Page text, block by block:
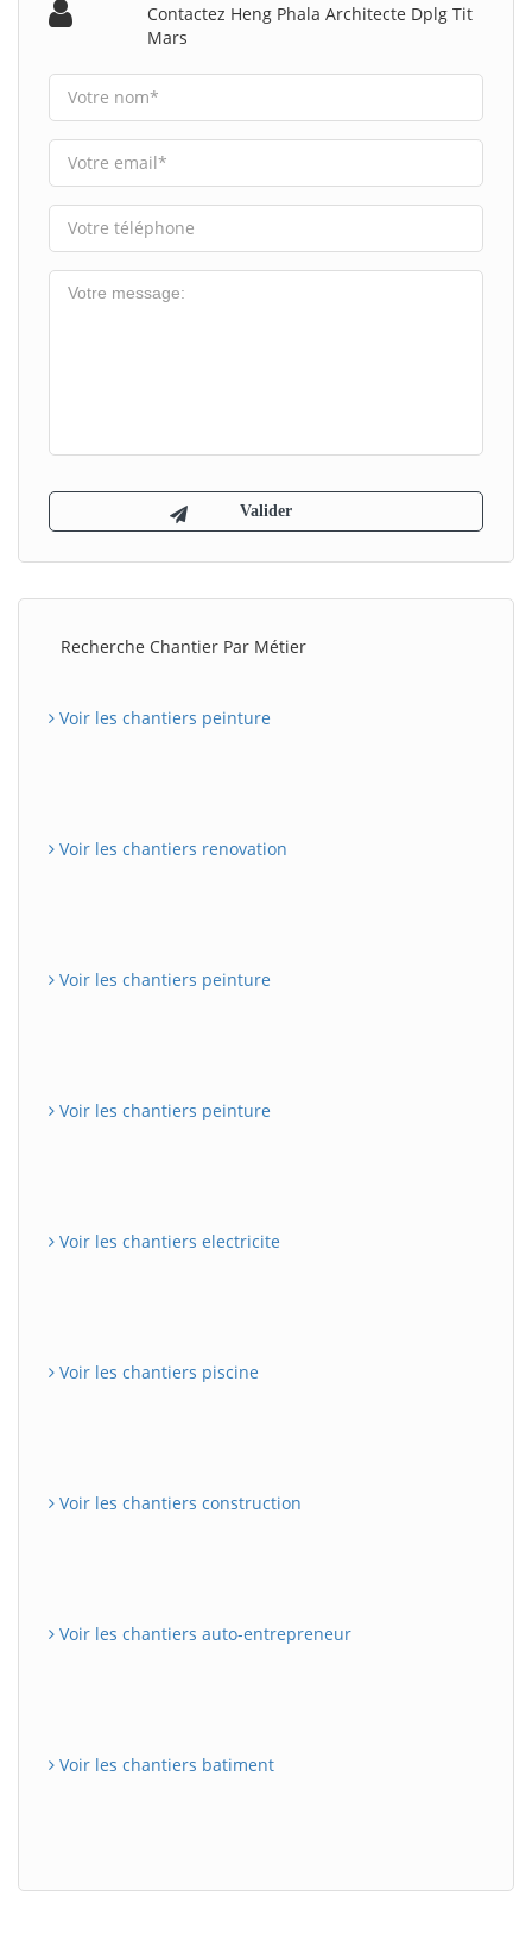
Contactez Heng Phala Architecte Dplg Tit
Mars
Recherche Chantier Par Métier
Voir les chantiers peinture
Voir les chantiers renovation
Voir les chantiers peinture
Voir les chantiers peinture
Voir les chantiers electricite
Voir les chantiers piscine
Voir les chantiers construction
Voir les chantiers auto-entrepreneur
Voir les chantiers batiment